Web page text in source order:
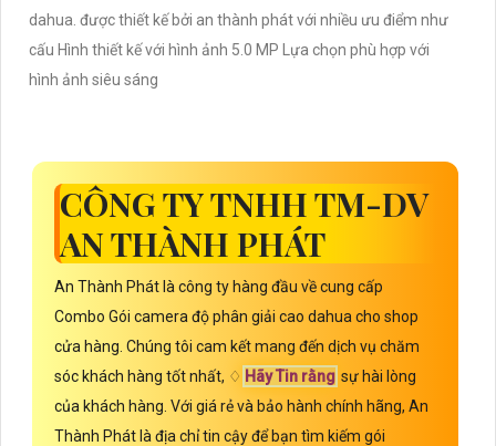
dahua. được thiết kế bởi an thành phát với nhiều ưu điểm như
cấu Hình thiết kế với hình ảnh 5.0 MP Lựa chọn phù hợp với
hình ảnh siêu sáng
CÔNG TY TNHH TM-DV
AN THÀNH PHÁT
An Thành Phát là công ty hàng đầu về cung cấp
Combo Gói camera độ phân giải cao dahua cho shop
cửa hàng. Chúng tôi cam kết mang đến dịch vụ chăm
sóc khách hàng tốt nhất, ♢ Hãy Tin rằng sự hài lòng
của khách hàng. Với giá rẻ và bảo hành chính hãng, An
Thành Phát là địa chỉ tin cậy để bạn tìm kiếm gói